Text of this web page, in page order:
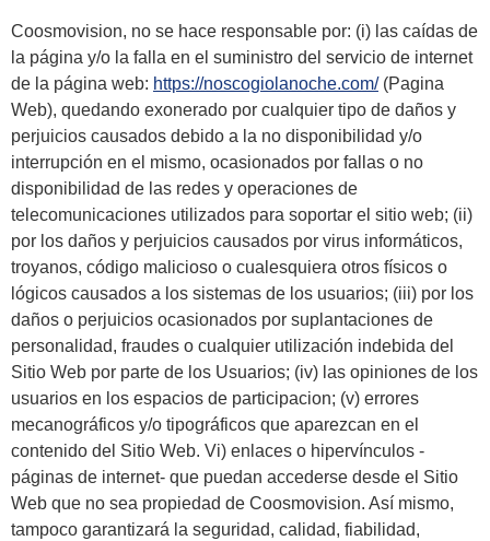
Coosmovision, no se hace responsable por: (i) las caídas de
la página y/o la falla en el suministro del servicio de internet
de la página web: https://noscogiolanoche.com/(Pagina
Web), quedando exonerado por cualquier tipo de daños y
perjuicios causados debido a la no disponibilidad y/o
interrupción en el mismo, ocasionados por fallas o no
disponibilidad de las redes y operaciones de
telecomunicaciones utilizados para soportar el sitio web; (ii)
por los daños y perjuicios causados por virus informáticos,
troyanos, código malicioso o cualesquiera otros físicos o
lógicos causados a los sistemas de los usuarios; (iii) por los
daños o perjuicios ocasionados por suplantaciones de
personalidad, fraudes o cualquier utilización indebida del
Sitio Web por parte de los Usuarios; (iv) las opiniones de los
usuarios en los espacios de participacion; (v) errores
mecanográficos y/o tipográficos que aparezcan en el
contenido del Sitio Web. Vi) enlaces o hipervínculos -
páginas de internet- que puedan accederse desde el Sitio
Web que no sea propiedad de Coosmovision. Así mismo,
tampoco garantizará la seguridad, calidad, fiabilidad,